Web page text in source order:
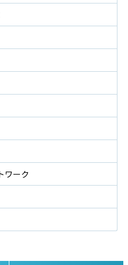
ワーク